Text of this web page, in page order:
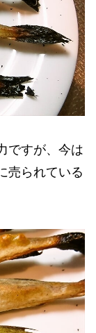
ですが、今は
売られている